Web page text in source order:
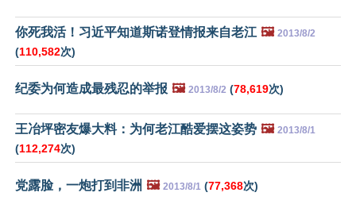
你死我活！习近平知道斯诺登情报来自老江 🖼️ 2013/8/2
(110,582次)
纪委为何造成最残忍的举报 🖼️ 2013/8/2 (78,619次)
王冶坪密友爆大料：为何老江酷爱摆这姿势 🖼️ 2013/8/1
(112,274次)
党露脸，一炮打到非洲 🖼️ 2013/8/1 (77,368次)